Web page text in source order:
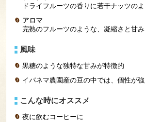
ドライフルーツの香りに若干ナッツの
アロマ
完熟のフルーツのような、凝縮さと甘
風味
黒糖のような独特な甘みが特徴的
イパネマ農園産の豆の中では、個性が
こんな時にオススメ
夜に飲むコーヒーに